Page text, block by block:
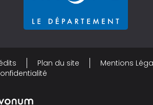
Plan du site
Mentions